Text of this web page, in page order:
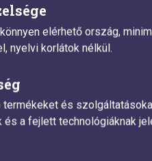
elérhető ország,
nyelvi korlátok nélkül.
termékeket és
és a fejlett technológiáknak